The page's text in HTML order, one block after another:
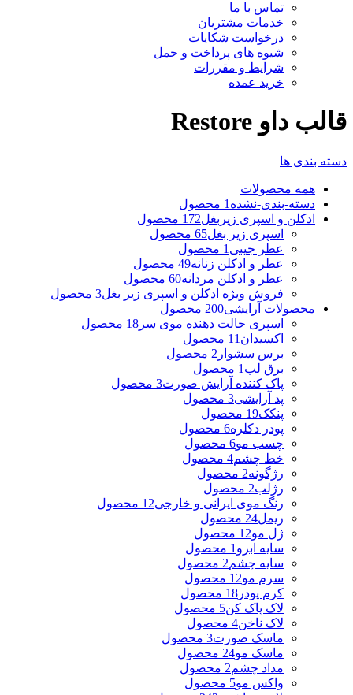
تماس با ما
خدمات مشتریان
درخواست شکایات
شیوه های پرداخت و حمل
شرایط و مقررات
خرید عمده
قالب داو Restore
دسته بندی ها
همه محصولات
دسته-بندی-نشده 1 محصول
ادکلن و اسپری زیربغل172 محصول
اسپری زیر بغل65 محصول
عطر جیبی 1 محصول
عطر و ادکلن زنانه49 محصول
عطر و ادکلن مردانه60 محصول
فروش ویژه ادکلن و اسپری زیر بغل3 محصول
محصولات آرایشی200 محصول
اسپری حالت دهنده موی سر 18 محصول
اکسیدان 11 محصول
برس سشوار 2 محصول
برق لب 1 محصول
پاک کننده آرایش صورت3 محصول
پد آرایشی3 محصول
پنکک19 محصول
پودر دکلره6 محصول
چسب مو6 محصول
خط چشم4 محصول
رژگونه2 محصول
رژلب2 محصول
رنگ موی ایرانی و خارجی12 محصول
ریمل24 محصول
ژل مو12 محصول
سایه ابرو 1 محصول
سایه چشم2 محصول
سرم مو12 محصول
کرم پودر 18 محصول
لاک پاک کن5 محصول
لاک ناخن4 محصول
ماسک صورت3 محصول
ماسک مو24 محصول
مداد چشم2 محصول
واکس مو5 محصول